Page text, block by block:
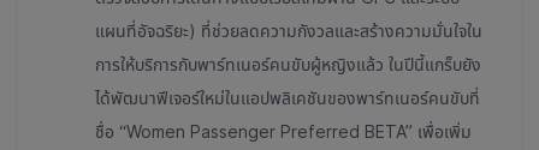
แผนที่อัจฉริยะ) ที่ช่วยลดความกังวลและสร้างความมั่นใจใน
การให้บริการกับพาร์ทเนอร์คนขับผู้หญิงแล้ว ในปีนี้แกร็บยัง
ได้พัฒนาฟีเจอร์ใหม่ในแอปพลิเคชันของพาร์ทเนอร์คนขับที่
ชื่อ “Women Passenger Preferred BETA” เพื่อเพิ่ม